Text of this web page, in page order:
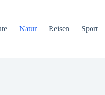
Natur Reisen Sport